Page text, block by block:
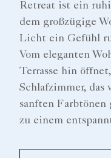
Retreat ist ein
dem großzügige
Licht ein Gefühl
Vom eleganten
Terrasse hin
Schlafzimmer, das
sanften
zu einem